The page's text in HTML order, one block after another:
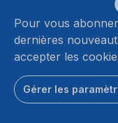
Pour vous
dernières
accepter les
Gérer les